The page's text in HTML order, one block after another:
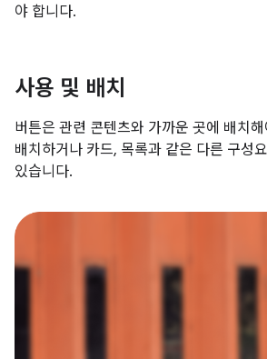
야 합니다.
사용 및 배치
버튼은 관련 콘텐츠와 가까운 곳에 배치
배치하거나 카드, 목록과 같은 다른 구성
있습니다.